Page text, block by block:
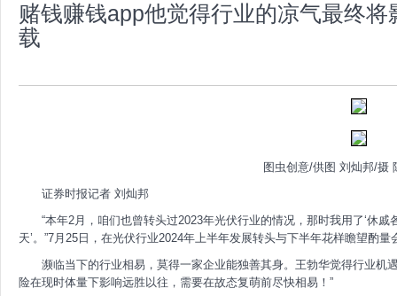
赌钱赚钱app他觉得行业的凉气最终
载
图虫创意/供图 刘灿邦/摄
证券时报记者 刘灿邦
“本年2月，咱们也曾转头过2023年光伏行业的情况，那时我用了‘休
天’。”7月25日，在光伏行业2024年上半年发展转头与下半年花样瞻望酌
濒临当下的行业相易，莫得一家企业能独善其身。王勃华觉得行业机
险在现时体量下影响远胜以往，需要在故态复萌前尽快相易！”